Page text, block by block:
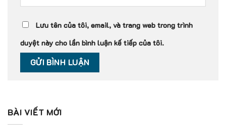
Lưu tên của tôi, email, và trang web trong trình
duyệt này cho lần bình luận kế tiếp của tôi.
BÀI VIẾT MỚI